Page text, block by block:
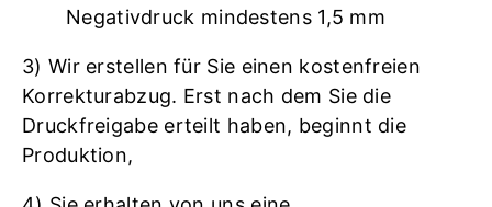
Negativdruck mindestens 1,5 mm
3) Wir erstellen für Sie einen kostenfreien
Korrekturabzug. Erst nach dem Sie die
Druckfreigabe erteilt haben, beginnt die
Produktion,